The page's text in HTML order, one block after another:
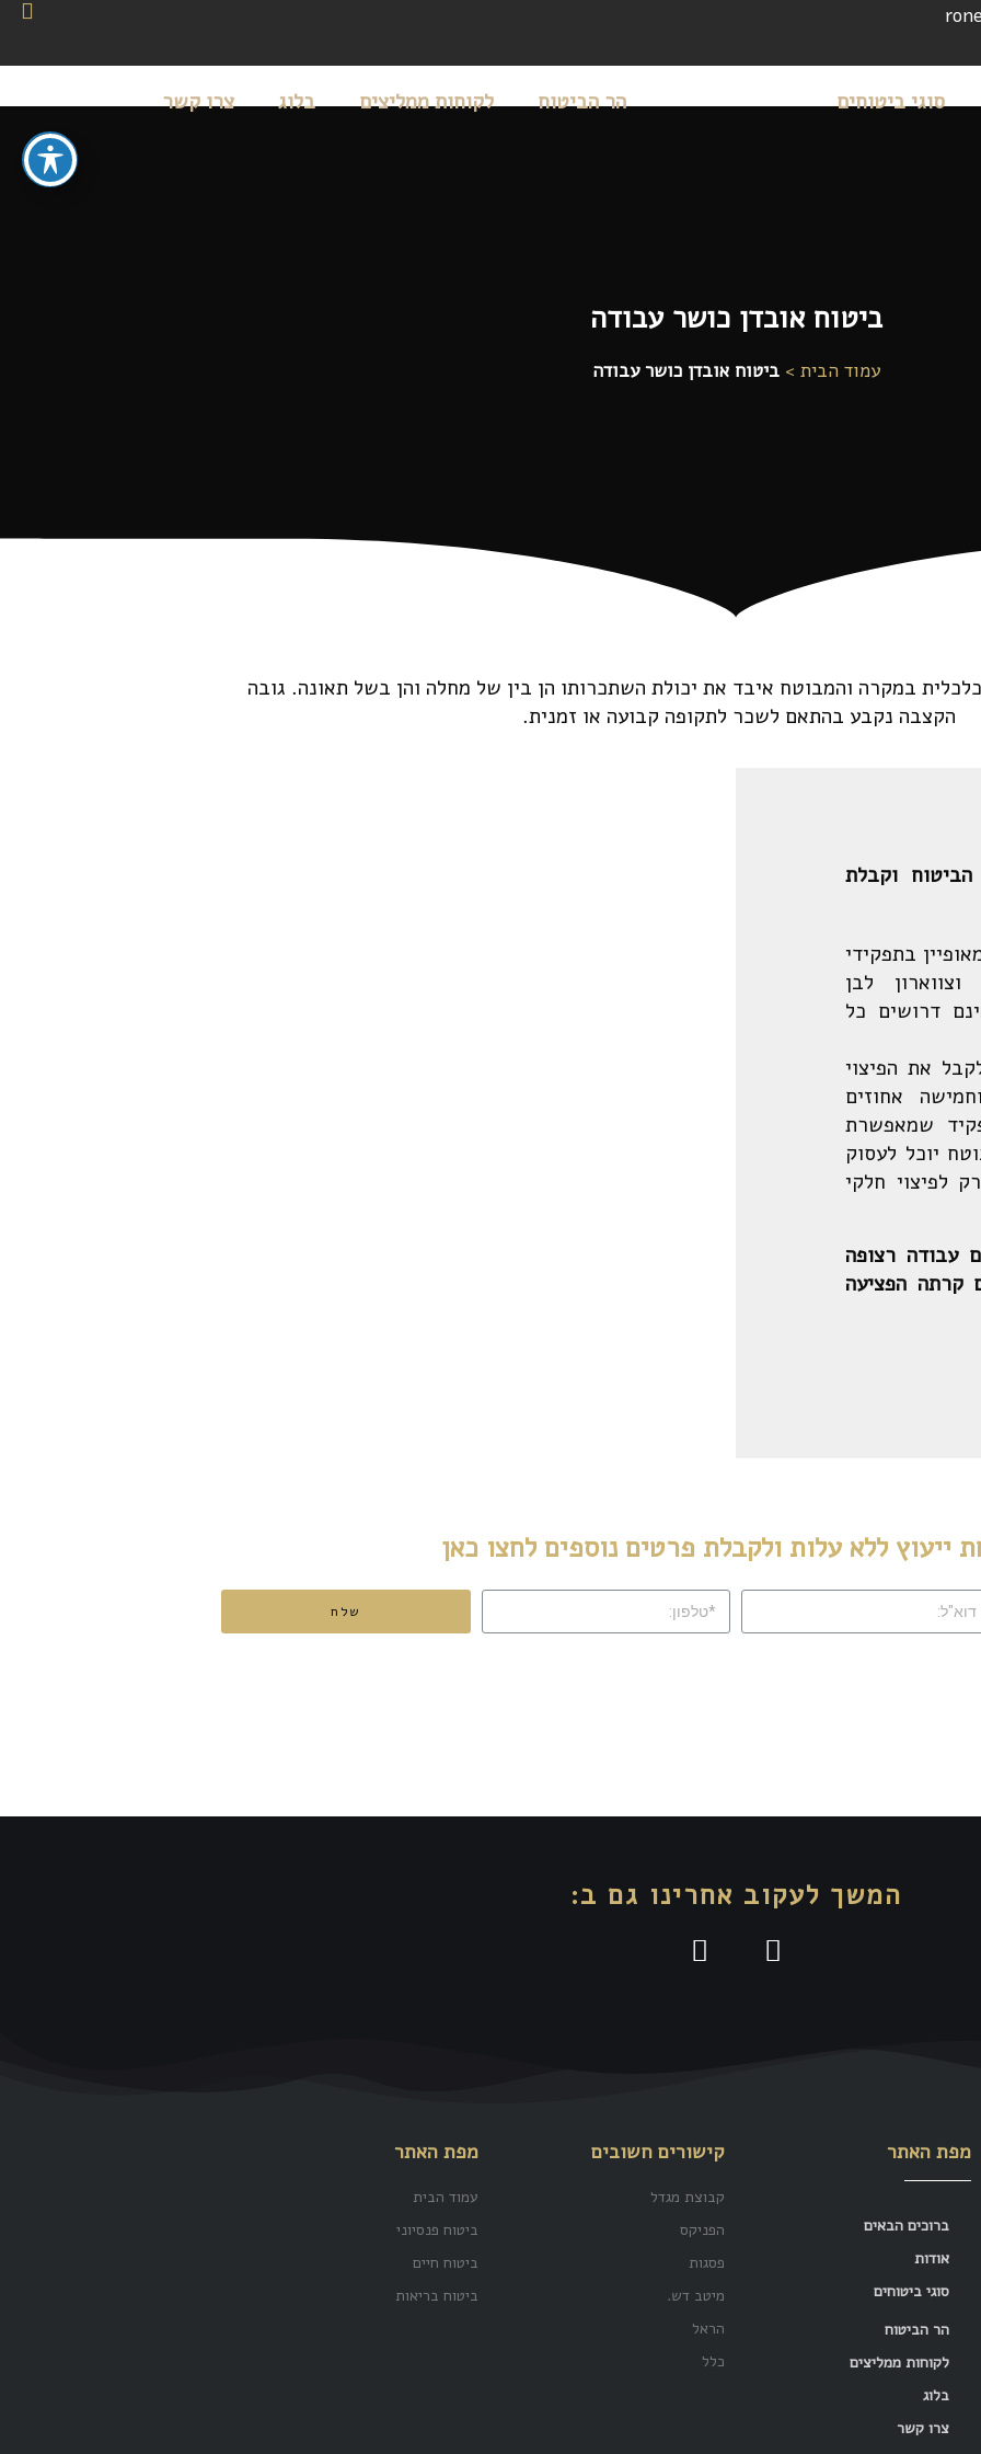
סוגי ביטוחים הר הביטוח לקוחות ממליצים בלוג צרו קשר
ביטוח אובדן כושר עבודה
עמוד הבית >ביטוח אובדן כושר עבודה
במקרה והמבוטח איבד את יכולת השתכרותו הן בין של מחלה והן בשל תאונה. גובה
הקצבה נקבע בהתאם לשכר לתקופה קבועה או זמנית.
וקבלת
בתפקידי
לבן
דרושים כל
את הפיצוי
אחוזים
שמאפשרת
יוכל לעסוק
לפיצוי חלקי
עבודה רצופה
קרתה הפציעה
ייעוץ ללא עלות ולקבלת פרטים נוספים לחצו כאן
שלח
המשך לעקוב אחרינו גם ב:
מפת האתר
ברוכים הבאים
אודות
סוגי ביטוחים
הר הביטוח
לקוחות ממליצים
בלוג
צרו קשר
קישורים חשובים
קבוצת מגדל
הפניקס
פסגות
מיטב דש.
הראל
כלל
מפת האתר
עמוד הבית
ביטוח פנסיוני
ביטוח חיים
ביטוח בריאות